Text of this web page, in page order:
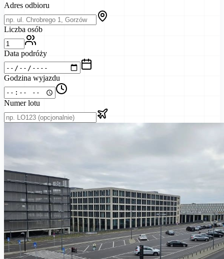
Adres odbioru
Liczba osób
Data podróży
Godzina wyjazdu
Numer lotu